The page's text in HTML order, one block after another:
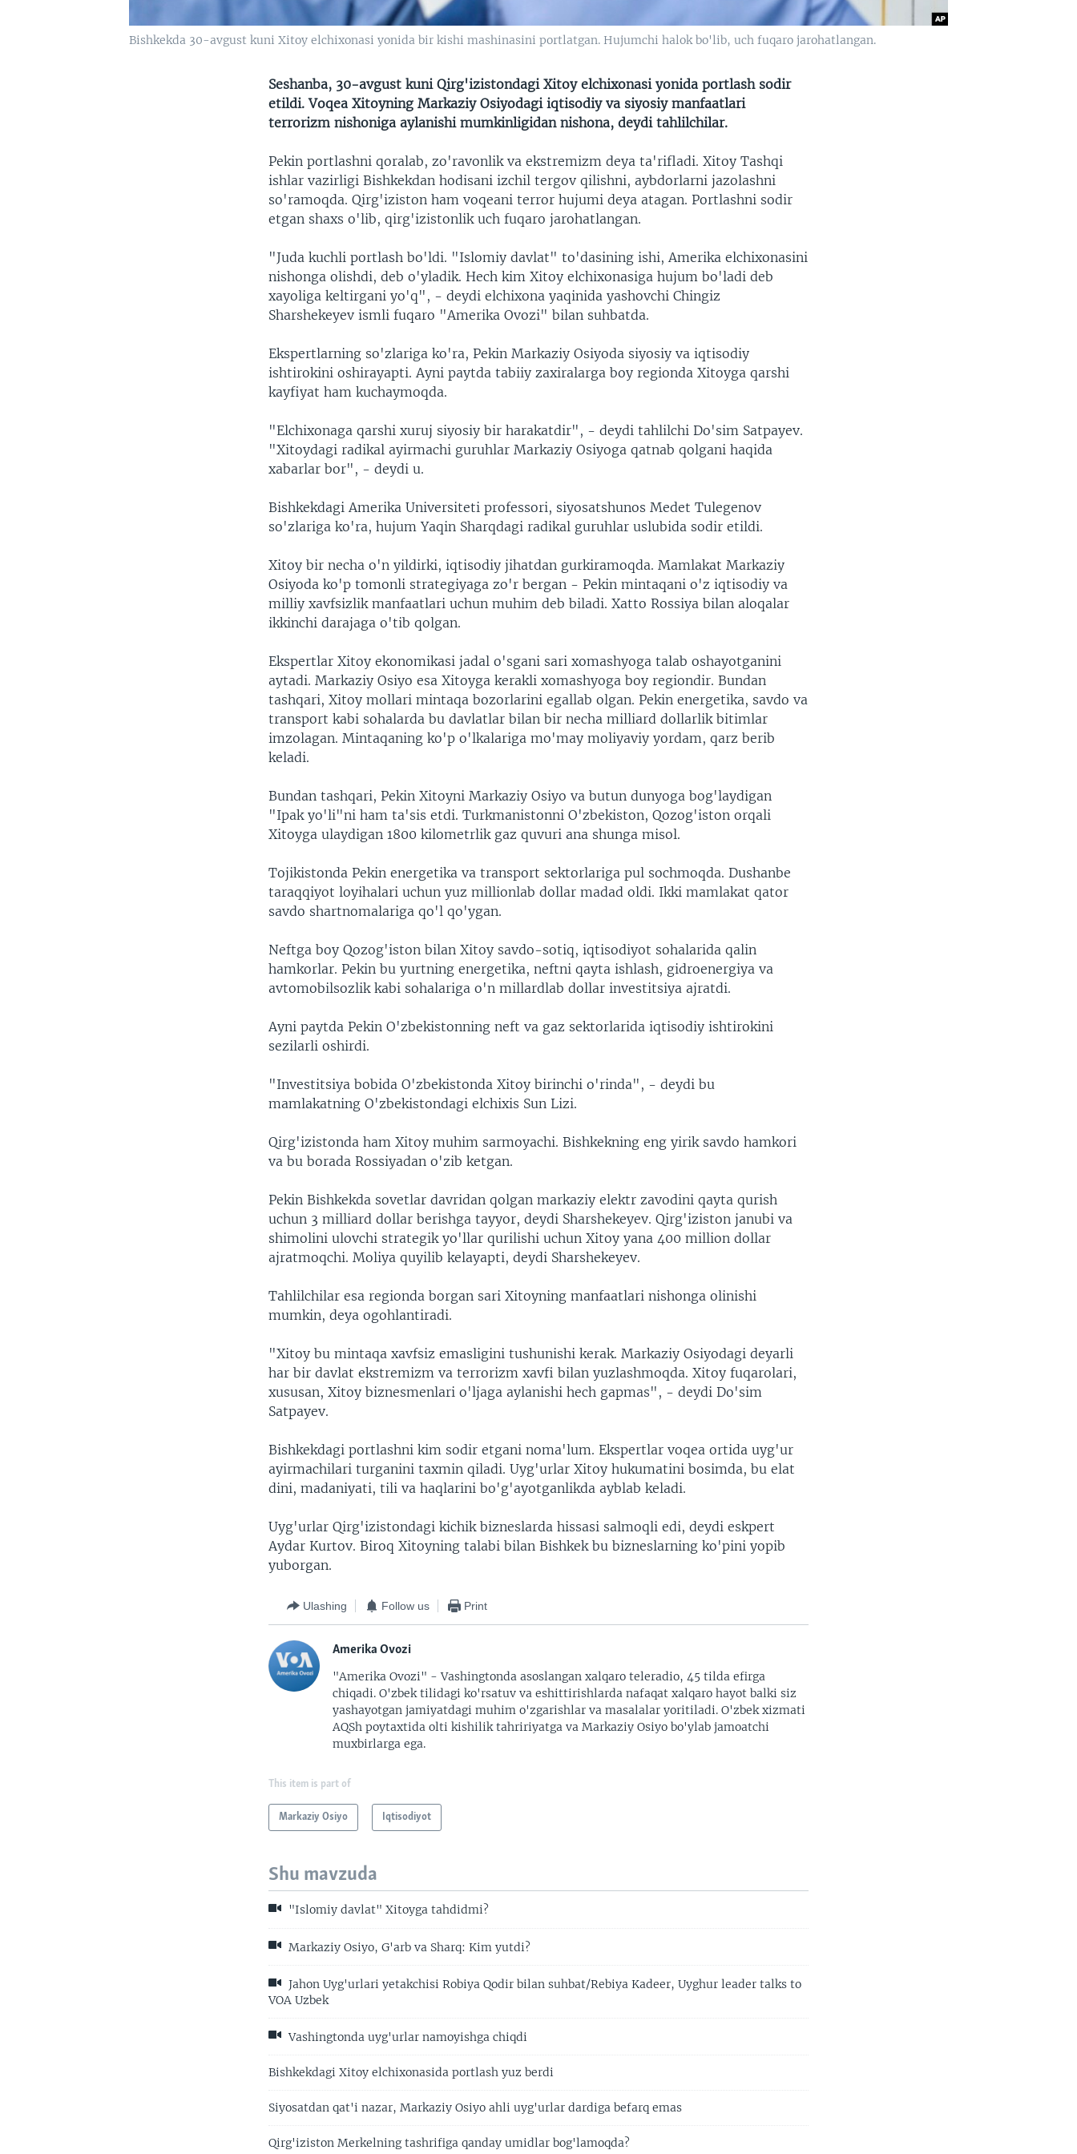
Bishkekda 30-avgust kuni Xitoy elchixonasi yonida bir kishi mashinasini portlatgan. Hujumchi halok bo'lib, uch fuqaro jarohatlangan.
Seshanba, 30-avgust kuni Qirg'izistondagi Xitoy elchixonasi yonida portlash sodir
etildi. Voqea Xitoyning Markaziy Osiyodagi iqtisodiy va siyosiy manfaatlari
terrorizm nishoniga aylanishi mumkinligidan nishona, deydi tahlilchilar.
Pekin portlashni qoralab, zo'ravonlik va ekstremizm deya ta'rifladi. Xitoy Tashqi
ishlar vazirligi Bishkekdan hodisani izchil tergov qilishni, aybdorlarni jazolashni
so'ramoqda. Qirg'iziston ham voqeani terror hujumi deya atagan. Portlashni sodir
etgan shaxs o'lib, qirg'izistonlik uch fuqaro jarohatlangan.
"Juda kuchli portlash bo'ldi. "Islomiy davlat" to'dasining ishi, Amerika elchixonasini
nishonga olishdi, deb o'yladik. Hech kim Xitoy elchixonasiga hujum bo'ladi deb
xayoliga keltirgani yo'q", - deydi elchixona yaqinida yashovchi Chingiz
Sharshekeyev ismli fuqaro "Amerika Ovozi" bilan suhbatda.
Ekspertlarning so'zlariga ko'ra, Pekin Markaziy Osiyoda siyosiy va iqtisodiy
ishtirokini oshirayapti. Ayni paytda tabiiy zaxiralarga boy regionda Xitoyga qarshi
kayfiyat ham kuchaymoqda.
"Elchixonaga qarshi xuruj siyosiy bir harakatdir", - deydi tahlilchi Do'sim Satpayev.
"Xitoydagi radikal ayirmachi guruhlar Markaziy Osiyoga qatnab qolgani haqida
xabarlar bor", - deydi u.
Bishkekdagi Amerika Universiteti professori, siyosatshunos Medet Tulegenov
so'zlariga ko'ra, hujum Yaqin Sharqdagi radikal guruhlar uslubida sodir etildi.
Xitoy bir necha o'n yildirki, iqtisodiy jihatdan gurkiramoqda. Mamlakat Markaziy
Osiyoda ko'p tomonli strategiyaga zo'r bergan - Pekin mintaqani o'z iqtisodiy va
milliy xavfsizlik manfaatlari uchun muhim deb biladi. Xatto Rossiya bilan aloqalar
ikkinchi darajaga o'tib qolgan.
Ekspertlar Xitoy ekonomikasi jadal o'sgani sari xomashyoga talab oshayotganini
aytadi. Markaziy Osiyo esa Xitoyga kerakli xomashyoga boy regiondir. Bundan
tashqari, Xitoy mollari mintaqa bozorlarini egallab olgan. Pekin energetika, savdo va
transport kabi sohalarda bu davlatlar bilan bir necha milliard dollarlik bitimlar
imzolagan. Mintaqaning ko'p o'lkalariga mo'may moliyaviy yordam, qarz berib
keladi.
Bundan tashqari, Pekin Xitoyni Markaziy Osiyo va butun dunyoga bog'laydigan
"Ipak yo'li"ni ham ta'sis etdi. Turkmanistonni O'zbekiston, Qozog'iston orqali
Xitoyga ulaydigan 1800 kilometrlik gaz quvuri ana shunga misol.
Tojikistonda Pekin energetika va transport sektorlariga pul sochmoqda. Dushanbe
taraqqiyot loyihalari uchun yuz millionlab dollar madad oldi. Ikki mamlakat qator
savdo shartnomalariga qo'l qo'ygan.
Neftga boy Qozog'iston bilan Xitoy savdo-sotiq, iqtisodiyot sohalarida qalin
hamkorlar. Pekin bu yurtning energetika, neftni qayta ishlash, gidroenergiya va
avtomobilsozlik kabi sohalariga o'n millardlab dollar investitsiya ajratdi.
Ayni paytda Pekin O'zbekistonning neft va gaz sektorlarida iqtisodiy ishtirokini
sezilarli oshirdi.
"Investitsiya bobida O'zbekistonda Xitoy birinchi o'rinda", - deydi bu
mamlakatning O'zbekistondagi elchixis Sun Lizi.
Qirg'izistonda ham Xitoy muhim sarmoyachi. Bishkekning eng yirik savdo hamkori
va bu borada Rossiyadan o'zib ketgan.
Pekin Bishkekda sovetlar davridan qolgan markaziy elektr zavodini qayta qurish
uchun 3 milliard dollar berishga tayyor, deydi Sharshekeyev. Qirg'iziston janubi va
shimolini ulovchi strategik yo'llar qurilishi uchun Xitoy yana 400 million dollar
ajratmoqchi. Moliya quyilib kelayapti, deydi Sharshekeyev.
Tahlilchilar esa regionda borgan sari Xitoyning manfaatlari nishonga olinishi
mumkin, deya ogohlantiradi.
"Xitoy bu mintaqa xavfsiz emasligini tushunishi kerak. Markaziy Osiyodagi deyarli
har bir davlat ekstremizm va terrorizm xavfi bilan yuzlashmoqda. Xitoy fuqarolari,
xususan, Xitoy biznesmenlari o'ljaga aylanishi hech gapmas", - deydi Do'sim
Satpayev.
Bishkekdagi portlashni kim sodir etgani noma'lum. Ekspertlar voqea ortida uyg'ur
ayirmachilari turganini taxmin qiladi. Uyg'urlar Xitoy hukumatini bosimda, bu elat
dini, madaniyati, tili va haqlarini bo'g'ayotganlikda ayblab keladi.
Uyg'urlar Qirg'izistondagi kichik bizneslarda hissasi salmoqli edi, deydi eskpert
Aydar Kurtov. Biroq Xitoyning talabi bilan Bishkek bu bizneslarning ko'pini yopib
yuborgan.
Ulashing Follow us Print
Amerika Ovozi
"Amerika Ovozi" - Vashingtonda asoslangan xalqaro teleradio, 45 tilda efirga
chiqadi. O'zbek tilidagi ko'rsatuv va eshittirishlarda nafaqat xalqaro hayot balki siz
yashayotgan jamiyatdagi muhim o'zgarishlar va masalalar yoritiladi. O'zbek xizmati
AQSh poytaxtida olti kishilik tahririyatga va Markaziy Osiyo bo'ylab jamoatchi
muxbirlarga ega.
This item is part of
Markaziy Osiyo Iqtisodiyot
Shu mavzuda
"Islomiy davlat" Xitoyga tahdidmi?
Markaziy Osiyo, G'arb va Sharq: Kim yutdi?
Jahon Uyg'urlari yetakchisi Robiya Qodir bilan suhbat/Rebiya Kadeer, Uyghur leader talks to
VOA Uzbek
Vashingtonda uyg'urlar namoyishga chiqdi
Bishkekdagi Xitoy elchixonasida portlash yuz berdi
Siyosatdan qat'i nazar, Markaziy Osiyo ahli uyg'urlar dardiga befarq emas
Qirg'iziston Merkelning tashrifiga qanday umidlar bog'lamoqda?